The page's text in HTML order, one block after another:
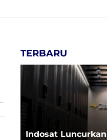
TERBARU
Indosat